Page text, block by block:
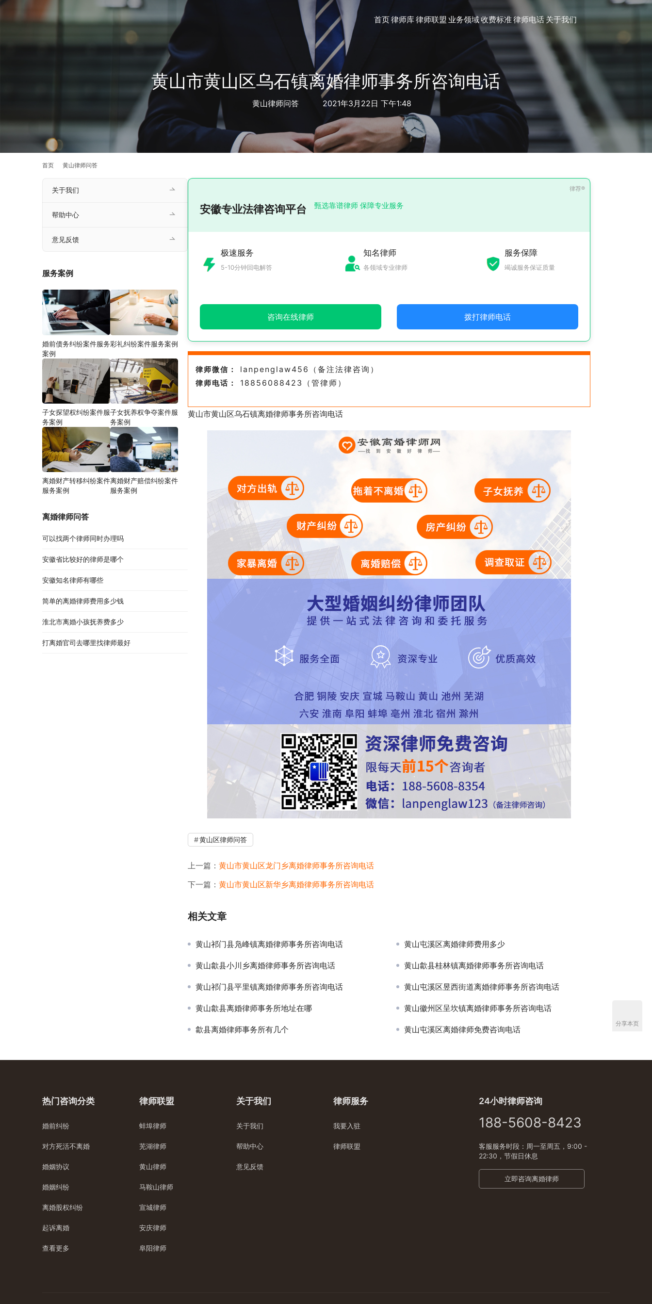
首页律师库律师联盟 业务领域收费标准律师电话关于我们
黄山市黄山区乌石镇离婚律师事务所咨询电话
黄山律师问答 2021年3月22日 下午1:48
首页 黄山律师问答
安徽专业法律咨询平台 甄选靠谱律师 保障专业服务
极速服务
5-10分钟回电解答
知名律师
各领域专业律师
服务保障
竭诚服务保证质量
咨询在线律师 拨打律师电话
律师微信： lanpenglaw456（备注法律咨询）
律师电话： 18856088423（管律师）
黄山市黄山区乌石镇离婚律师事务所咨询电话
黄山区律师问答
上一篇： 黄山市黄山区龙门乡离婚律师事务所咨询电话
下一篇： 黄山市黄山区新华乡离婚律师事务所咨询电话
相关文章
黄山祁门县凫峰镇离婚律师事务所咨询电话 黄山屯溪区离婚律师费用多少
黄山歙县小川乡离婚律师事务所咨询电话 黄山歙县桂林镇离婚律师事务所咨询电话
黄山祁门县平里镇离婚律师事务所咨询电话 黄山屯溪区昱西街道离婚律师事务所咨询电话
黄山歙县离婚律师事务所地址在哪 黄山徽州区呈坎镇离婚律师事务所咨询电话
歙县离婚律师事务所有几个 黄山屯溪区离婚律师免费咨询电话
关于我们
帮助中心
意见反馈
服务案例
婚前债务纠纷案件服务
案例
彩礼纠纷案件服务案例
子女探望权纠纷案件服
务案例
子女抚养权争夺案件服
务案例
离婚财产转移纠纷案件
服务案例
离婚财产赔偿纠纷案件
服务案例
离婚律师问答
可以找两个律师同时办理吗
安徽省比较好的律师是哪个
安徽知名律师有哪些
简单的离婚律师费用多少钱
淮北市离婚小孩抚养费多少
打离婚官司去哪里找律师最好
热门咨询分类
婚前纠纷
对方死活不离婚
婚姻协议
婚姻纠纷
离婚股权纠纷
起诉离婚
查看更多
律师联盟
蚌埠律师
芜湖律师
黄山律师
马鞍山律师
宣城律师
安庆律师
阜阳律师
关于我们
关于我们
帮助中心
意见反馈
律师服务
我要入驻
律师联盟
24小时律师咨询
188-5608-8423
客服服务时段：周一至周五，9:00 -
22:30，节假日休息
立即咨询离婚律师
分享本页